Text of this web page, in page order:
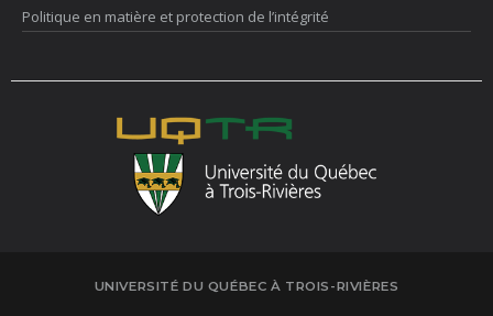
Politique en matière et protection de l’intégrité
UNIVERSITÉ DU QUÉBEC À TROIS-RIVIÈRES